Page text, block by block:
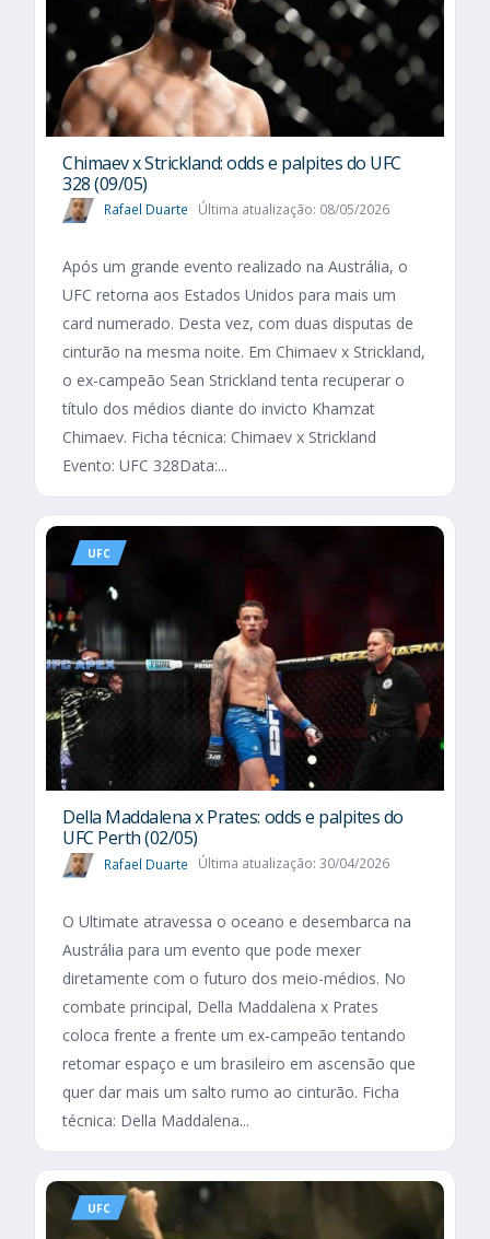
Chimaev x Strickland: odds e palpites do UFC
328 (09/05)
Rafael Duarte Última atualização: 08/05/2026
Após um grande evento realizado na Austrália, o
UFC retorna aos Estados Unidos para mais um
card numerado. Desta vez, com duas disputas de
cinturão na mesma noite. Em Chimaev x Strickland,
o ex-campeão Sean Strickland tenta recuperar o
título dos médios diante do invicto Khamzat
Chimaev. Ficha técnica: Chimaev x Strickland
Evento: UFC 328Data:...
UFC
Della Maddalena x Prates: odds e palpites do
UFC Perth (02/05)
Rafael Duarte Última atualização: 30/04/2026
O Ultimate atravessa o oceano e desembarca na
Austrália para um evento que pode mexer
diretamente com o futuro dos meio-médios. No
combate principal, Della Maddalena x Prates
coloca frente a frente um ex-campeão tentando
retomar espaço e um brasileiro em ascensão que
quer dar mais um salto rumo ao cinturão. Ficha
técnica: Della Maddalena...
UFC